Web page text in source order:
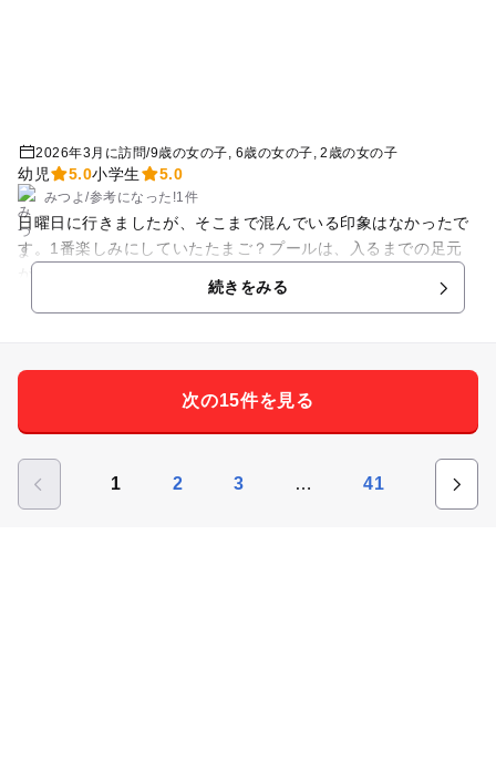
2026年3月に訪問/9歳の女の子 6歳の女の子 2歳の女の子
幼児 5.0小学生 5.0
みつよ/参考になった!1件
日曜日に行きましたが、そこまで混んでいる印象はなかったで
す。1番楽しみにしていたたまご？プールは、入るまでの足元
まごが痛かったです笑 野菜収穫、BBQなどのおままごと、お
いたるところにおられるので、『これは何のおもちゃだろ
う？』と思った時にすぐ質問ができるので『？』が解消されて
とても良かったです。
続きをみる
次の15件を見る
1 2 3 … 41